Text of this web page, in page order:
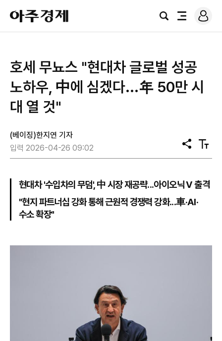
아
주
경
검
전
로
그
호세 무뇨스 "현대차 글로벌 성공
노하우, 中에 심겠다...年 50만 시
대 열 것"
(베이징)한지연 기자
입력 2026-04-26 09:02
공
유
텍
스
기
현대차 '수입차의 무덤', 中 시장 재공략...아이오닉 V 출격
"현지 파트너십 강화 통해 근원적 경쟁력 강화...車·AI·
수소 확장"